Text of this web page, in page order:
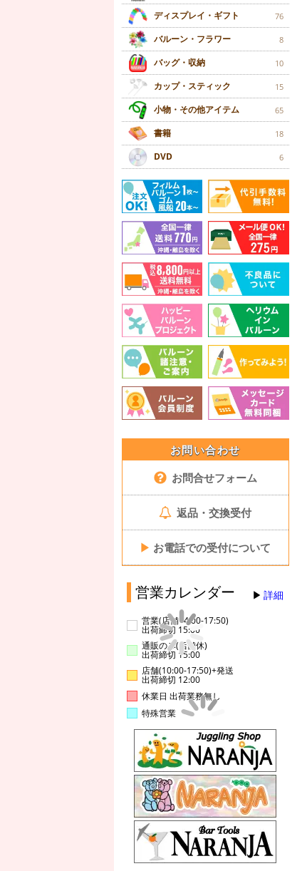
ディスプレイ・ギフト 76
バルーン・フラワー 8
バッグ・収納 10
カップ・スティック 15
小物・その他アイテム 65
書籍 18
DVD 6
お問い合わせ
お問合せフォーム
返品・交換受付
▶ お電話での受付について
営業カレンダー 詳細
営業(店舗14:00-17:50)
出荷締切 15:00
通販のみ(店舗休)
出荷締切 15:00
店舗(10:00-17:50)+発送
出荷締切 12:00
休業日 出荷業務無し
特殊営業